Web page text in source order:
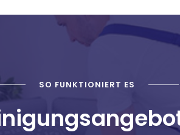
SO FUNKTIONIERT ES